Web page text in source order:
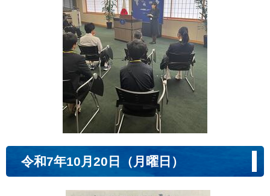
令和7年10月20日（月曜日）